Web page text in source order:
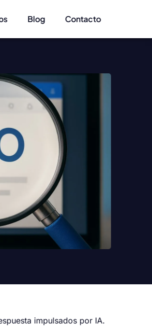
Blog Contacto
impulsados por IA.